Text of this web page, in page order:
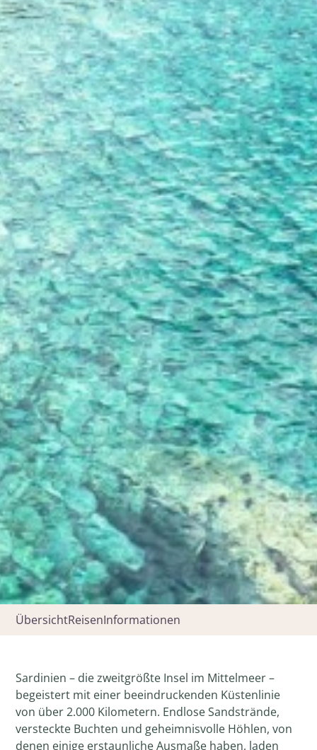
ÜbersichtReisenInformationen
Sardinien – die zweitgrößte Insel im Mittelmeer –
begeistert mit einer beeindruckenden Küstenlinie
von über 2.000 Kilometern. Endlose Sandstrände,
versteckte Buchten und geheimnisvolle Höhlen, von
denen einige erstaunliche Ausmaße haben, laden